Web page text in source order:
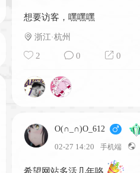
想要访客，嘿嘿嘿
浙江·杭州
2 0 0
O(∩_∩)O_612
02-27 14:20 手机端